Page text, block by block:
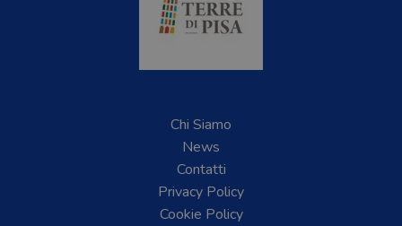
Chi Siamo
News
Contatti
Privacy Policy
Cookie Policy